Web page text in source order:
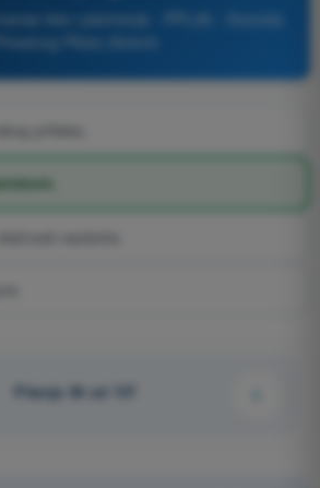
Pitanje 46 od 137